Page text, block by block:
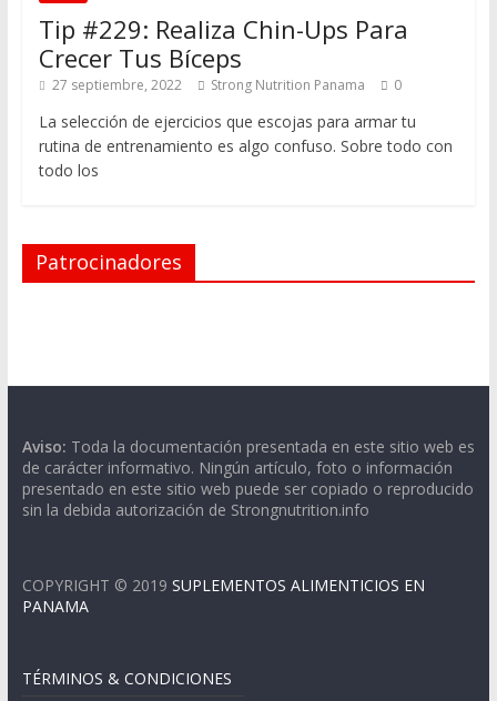
Tip #229: Realiza Chin-Ups Para
Crecer Tus Bíceps
27 septiembre, 2022 Strong Nutrition Panama 0
La selección de ejercicios que escojas para armar tu
rutina de entrenamiento es algo confuso. Sobre todo con
todo los
Patrocinadores
Aviso: Toda la documentación presentada en este sitio web es
de carácter informativo. Ningún artículo, foto o información
presentado en este sitio web puede ser copiado o reproducido
sin la debida autorización de Strongnutrition.info
COPYRIGHT © 2019 SUPLEMENTOS ALIMENTICIOS EN
PANAMA
TÉRMINOS & CONDICIONES